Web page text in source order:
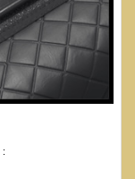
: